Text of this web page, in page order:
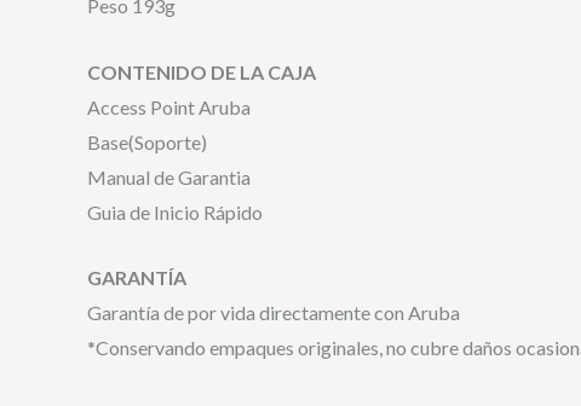
Peso 193g
CONTENIDO DE LA CAJA
Access Point Aruba
Base(Soporte)
Manual de Garantia
Guia de Inicio Rápido
GARANTÍA
Garantía de por vida directamente con Aruba
*Conservando empaques originales, no cubre daños